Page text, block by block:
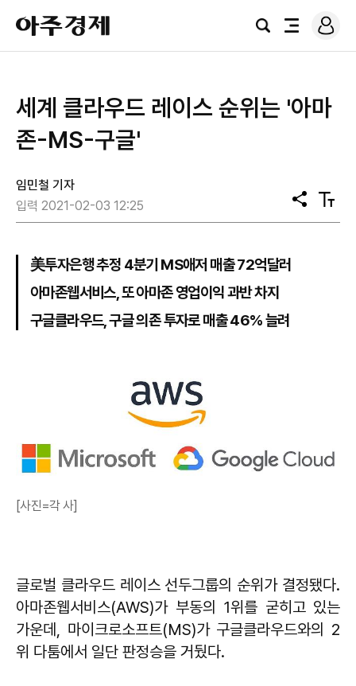
아
주
경
검
전
로
그
세계 클라우드 레이스 순위는 '아마
존-MS-구글'
임민철 기자
입력 2021-02-03 12:25
공
유
텍
스
美투자은행 추정 4분기 MS애저 매출 72억달러
아마존웹서비스, 또 아마존 영업이익 과반 차지
구글클라우드, 구글 의존 투자로 매출 46% 늘려
[사진=각 사]
글로벌 클라우드 레이스 선두그룹의 순위가 결정됐다.
아마존웹서비스(AWS)가 부동의 1위를 굳히고 있는
가운데, 마이크로소프트(MS)가 구글클라우드와의 2
위 다툼에서 일단 판정승을 거뒀다.